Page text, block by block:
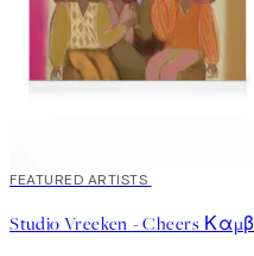
30%*
FEATURED ARTISTS